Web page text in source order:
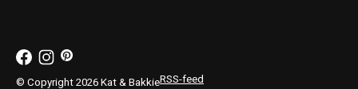
© Copyright 2026 Kat & BakkieRSS-feed